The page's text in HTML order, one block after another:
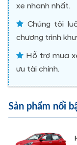
xe nhanh nhất.
Chúng tôi
chương trình
Hỗ trợ mua
ưu tài chính.
Sản phẩm nổi